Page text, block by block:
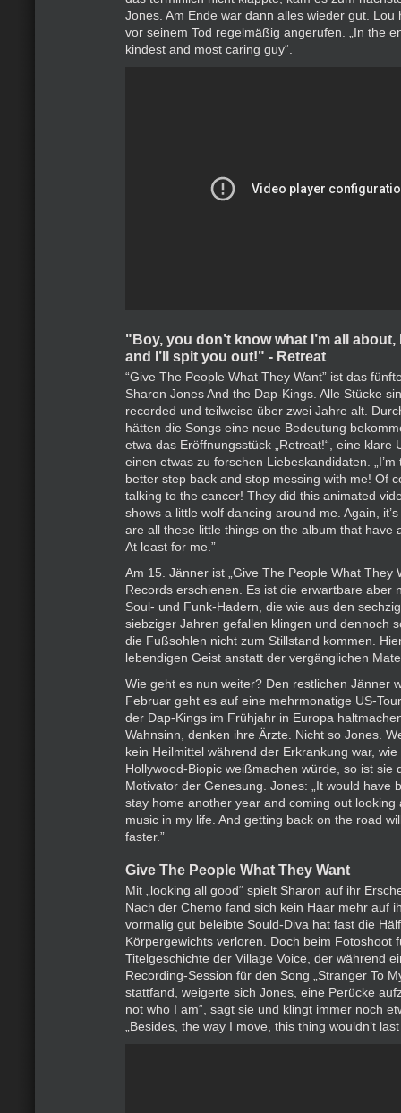
Jones. Am Ende war dann alles wieder gut. Lou
vor seinem Tod regelmäßig angerufen. „In the
kindest and most caring guy“.
"Boy, you don’t know what I’m all about,
and I’ll spit you out!" - Retreat
“Give The People What They Want” ist das
Sharon Jones And the Dap-Kings. Alle Stücke
recorded und teilweise über zwei Jahre alt.
hätten die Songs eine neue Bedeutung
etwa das Eröffnungsstück „Retreat!“, eine klare
einen etwas zu forschen Liebeskandidaten.
better step back and stop messing with me! Of
talking to the cancer! They did this animated
shows a little wolf dancing around me. Again,
are all these little things on the album that have
At least for me.”
Am 15. Jänner ist „Give The People What They
Records erschienen. Es ist die erwartbare aber
Soul- und Funk-Hadern, die wie aus den
siebziger Jahren gefallen klingen und dennoch
die Fußsohlen nicht zum Stillstand kommen.
lebendigen Geist anstatt der vergänglichen
Wie geht es nun weiter? Den restlichen Jänner
Februar geht es auf eine mehrmonatige US-
der Dap-Kings im Frühjahr in Europa
Wahnsinn, denken ihre Ärzte. Nicht so Jones.
kein Heilmittel während der Erkrankung war,
Hollywood-Biopic weißmachen würde, so ist sie
Motivator der Genesung. Jones: „It would have
stay home another year and coming out looking
music in my life. And getting back on the road
faster.”
Give The People What They Want
Mit „looking all good“ spielt Sharon auf ihr
Nach der Chemo fand sich kein Haar mehr auf
vormalig gut beleibte Sould-Diva hat fast die
Körpergewichts verloren. Doch beim Fotoshoot
Titelgeschichte der Village Voice, der während
Recording-Session für den Song „Stranger To
stattfand, weigerte sich Jones, eine Perücke
not who I am“, sagt sie und klingt immer noch
„Besides, the way I move, this thing wouldn’t